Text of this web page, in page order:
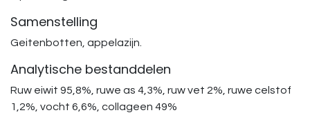
Samenstelling
Geitenbotten, appelazijn.
Analytische bestanddelen
Ruw eiwit 95,8%, ruwe as 4,3%, ruw vet 2%, ruwe celstof
1,2%, vocht 6,6%, collageen 49%